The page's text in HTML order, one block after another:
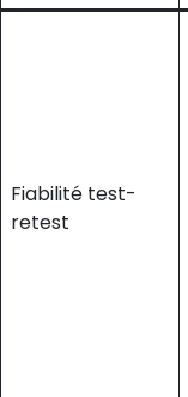
Fiabilité test-
retest